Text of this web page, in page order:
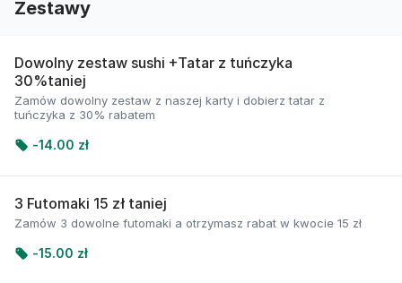
Zestawy
Dowolny zestaw sushi +Tatar z tuńczyka
30%taniej
Zamów dowolny zestaw z naszej karty i dobierz tatar z
tuńczyka z 30% rabatem
-14.00 zł
3 Futomaki 15 zł taniej
Zamów 3 dowolne futomaki a otrzymasz rabat w kwocie 15 zł
-15.00 zł